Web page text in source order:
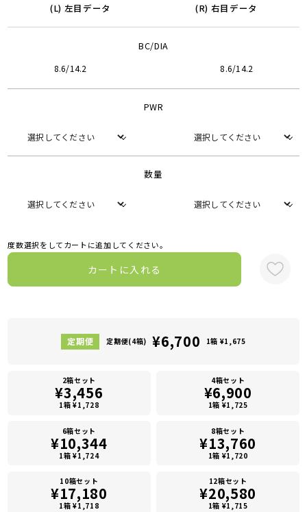
(L) 左目データ (R) 右目データ
BC/DIA
8.6/14.2 8.6/14.2
PWR
数量
度数選択をしてカートに追加してください。
カートに入れる
定期便(4箱) ¥6,700 1箱 ¥1,675
2箱セット
¥3,456
1箱 ¥1,728
4箱セット
¥6,900
1箱 ¥1,725
6箱セット
¥10,344
1箱 ¥1,724
8箱セット
¥13,760
1箱 ¥1,720
10箱セット
¥17,180
1箱 ¥1,718
12箱セット
¥20,580
1箱 ¥1,715